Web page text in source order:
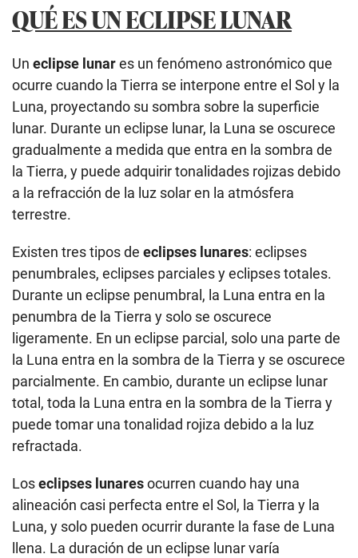
QUÉ ES UN ECLIPSE LUNAR
Un eclipse lunares un fenómeno astronómico que
ocurre cuando la Tierra se interpone entre el Sol y la
Luna, proyectando su sombra sobre la superficie
lunar. Durante un eclipse lunar, la Luna se oscurece
gradualmente a medida que entra en la sombra de
la Tierra, y puede adquirir tonalidades rojizas debido
a la refracción de la luz solar en la atmósfera
terrestre.
Existen tres tipos de eclipses lunares: eclipses
penumbrales, eclipses parciales y eclipses totales.
Durante un eclipse penumbral, la Luna entra en la
penumbra de la Tierra y solo se oscurece
ligeramente. En un eclipse parcial, solo una parte de
la Luna entra en la sombra de la Tierra y se oscurece
parcialmente. En cambio, durante un eclipse lunar
total, toda la Luna entra en la sombra de la Tierra y
puede tomar una tonalidad rojiza debido a la luz
refractada.
Loseclipses lunaresocurren cuando hay una
alineación casi perfecta entre el Sol, la Tierra y la
Luna, y solo pueden ocurrir durante la fase de Luna
llena. La duración de un eclipse lunar varía